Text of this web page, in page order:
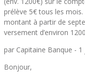
prélève 5€ tous les mois.
montant à partir de
versement d’environ
par Capitaine Banque - 1
Bonjour,